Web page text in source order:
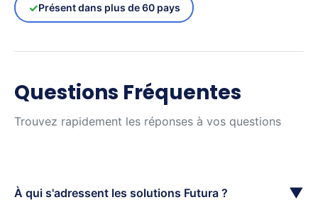
Présent dans plus de 60 pays
Questions Fréquentes
Trouvez rapidement les réponses à vos questions
À qui s'adressent les solutions Futura ? ▼